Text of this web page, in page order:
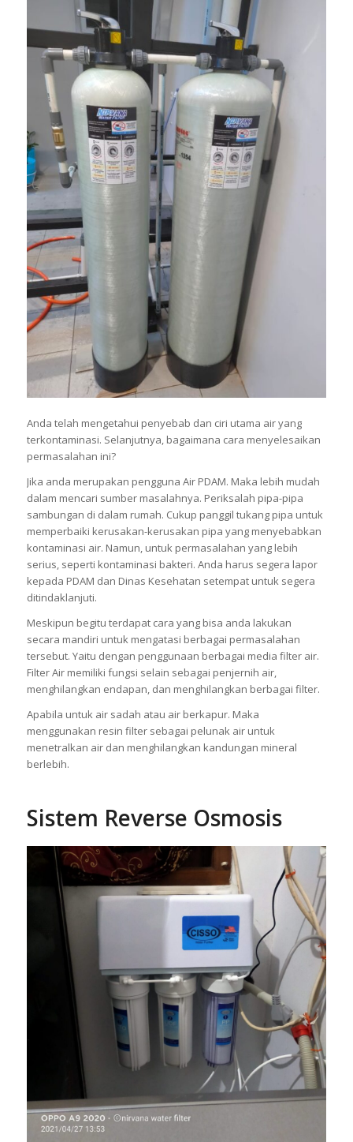
Anda telah mengetahui penyebab dan ciri utama air yang
terkontaminasi. Selanjutnya, bagaimana cara menyelesaikan
permasalahan ini?
Jika anda merupakan pengguna Air PDAM. Maka lebih mudah
dalam mencari sumber masalahnya. Periksalah pipa-pipa
sambungan di dalam rumah. Cukup panggil tukang pipa untuk
memperbaiki kerusakan-kerusakan pipa yang menyebabkan
kontaminasi air. Namun, untuk permasalahan yang lebih
serius, seperti kontaminasi bakteri. Anda harus segera lapor
kepada PDAM dan Dinas Kesehatan setempat untuk segera
ditindaklanjuti.
Meskipun begitu terdapat cara yang bisa anda lakukan
secara mandiri untuk mengatasi berbagai permasalahan
tersebut. Yaitu dengan penggunaan berbagai media filter air.
Filter Air memiliki fungsi selain sebagai penjernih air,
menghilangkan endapan, dan menghilangkan berbagai filter.
Apabila untuk air sadah atau air berkapur. Maka
menggunakan resin filter sebagai pelunak air untuk
menetralkan air dan menghilangkan kandungan mineral
berlebih.
Sistem Reverse Osmosis